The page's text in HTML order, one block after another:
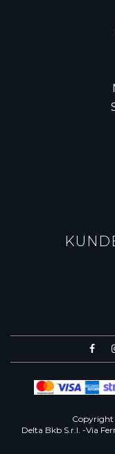
Copyright
Delta Bkb S.r.l. -Via